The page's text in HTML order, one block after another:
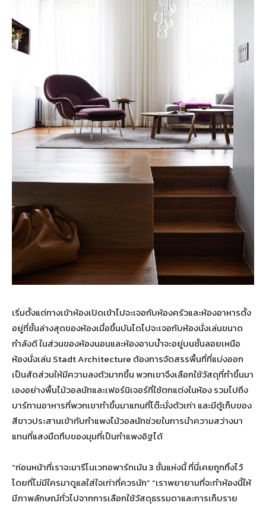
เริ่มตั้งแต่ทางเข้าห้องเปิดเข้าไปจะเจอกับห้องครัวและห้องอาหารตั้ง
อยู่ที่ชั้นล่างสุดของห้องเมื่อขึ้นบันไดไปจะเจอกับห้องนั่งเล่นขนาด
กำลังดี ในส่วนของห้องนอนและห้องอาบน้ำจะอยู่บนชั้นลอยเหนือ
ห้องนั่งเล่น Stadt Architecture ต้องการจัดสรรพื้นที่ที่แบ่งออก
เป็นสัดส่วนให้มีความลงตัวมากขึ้น พวกเขาจึงเลือกใช้วัสดุที่ทำขึ้นมา
เองอย่างพื้นไม้วอลนัทและเฟอร์นิเจอร์ที่ใช้ตกแต่งในห้อง รวมไปถึง
บาร์ทานอาหารที่พวกเขาทำขึ้นมาแทนที่โต๊ะนั่งตัวเก่า และมีตู้เก็บของ
สีขาวประสานเข้ากับกำแพงไม้วอลนัทช่วยในการนำความสว่างมา
แทนที่แสงมืดทึบของมุมที่เป็นกำแพงอิฐได้
“ก่อนหน้าที่เราจะมารีโนเวทอพาร์ทเม้น 3 ชั้นแห่งนี้ ที่นี่เคยถูกทิ้งไว้
โดยที่ไม่มีใครมาดูแลใส่ใจเท่าที่ควรนัก” “เราพยายามที่จะทำห้องนี้ให้
มีภาพลักษณ์ทั่วไปจากการเลือกใช้วัสดุธรรมดาและการเก็บราย